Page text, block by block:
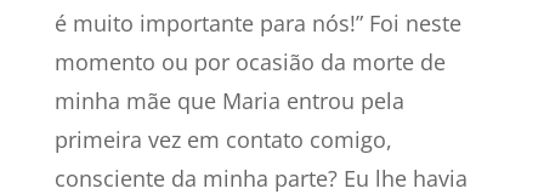
é muito importante para nós!” Foi neste
momento ou por ocasião da morte de
minha mãe que Maria entrou pela
primeira vez em contato comigo,
consciente da minha parte? Eu lhe havia